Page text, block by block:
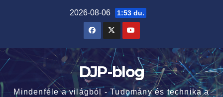
2026-08-06 1:53 du.
DJP-blog
Mindenféle a világból - Tudomány és technika a